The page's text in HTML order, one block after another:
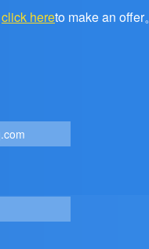
click hereto make an offer。